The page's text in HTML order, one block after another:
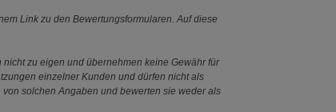
Link zu den Bewertungsformularen. Auf diese
zu eigen und übernehmen keine Gewähr für
einzelner Kunden und dürfen nicht als
solchen Angaben und bewerten sie weder als